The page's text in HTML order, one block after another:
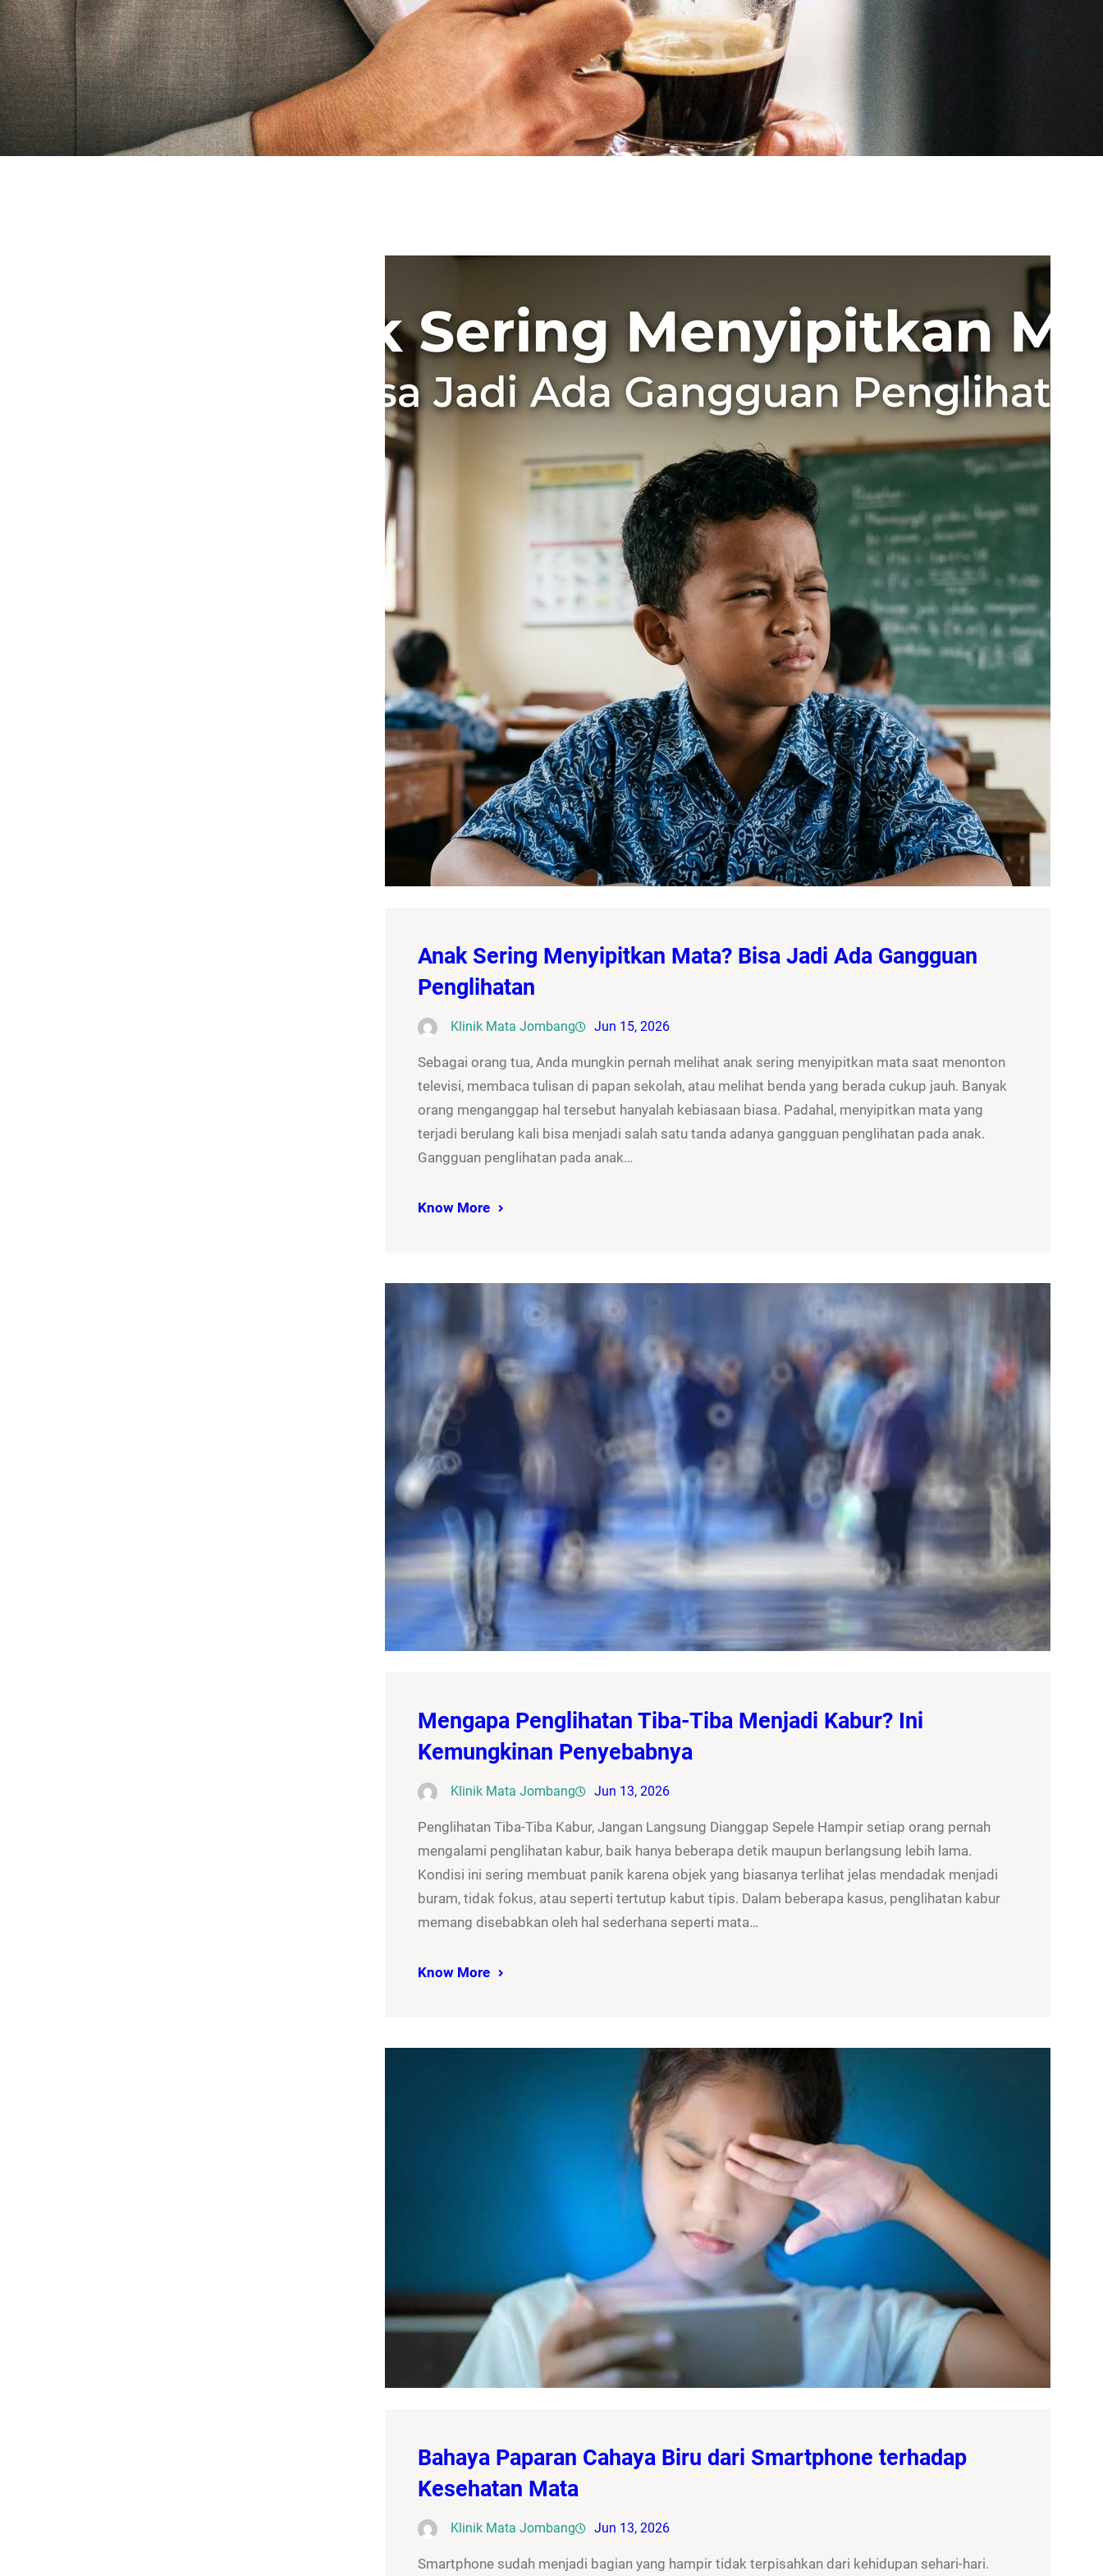
Anak Sering Menyipitkan Mata? Bisa Jadi Ada Gangguan
Penglihatan
Klinik Mata Jombang Jun 15, 2026
Sebagai orang tua, Anda mungkin pernah melihat anak sering menyipitkan mata saat menonton
televisi, membaca tulisan di papan sekolah, atau melihat benda yang berada cukup jauh. Banyak
orang menganggap hal tersebut hanyalah kebiasaan biasa. Padahal, menyipitkan mata yang
terjadi berulang kali bisa menjadi salah satu tanda adanya gangguan penglihatan pada anak.
Gangguan penglihatan pada anak…
Know More
Mengapa Penglihatan Tiba-Tiba Menjadi Kabur? Ini
Kemungkinan Penyebabnya
Klinik Mata Jombang Jun 13, 2026
Penglihatan Tiba-Tiba Kabur, Jangan Langsung Dianggap Sepele Hampir setiap orang pernah
mengalami penglihatan kabur, baik hanya beberapa detik maupun berlangsung lebih lama.
Kondisi ini sering membuat panik karena objek yang biasanya terlihat jelas mendadak menjadi
buram, tidak fokus, atau seperti tertutup kabut tipis. Dalam beberapa kasus, penglihatan kabur
memang disebabkan oleh hal sederhana seperti mata…
Know More
Bahaya Paparan Cahaya Biru dari Smartphone terhadap
Kesehatan Mata
Klinik Mata Jombang Jun 13, 2026
Smartphone sudah menjadi bagian yang hampir tidak terpisahkan dari kehidupan sehari-hari.